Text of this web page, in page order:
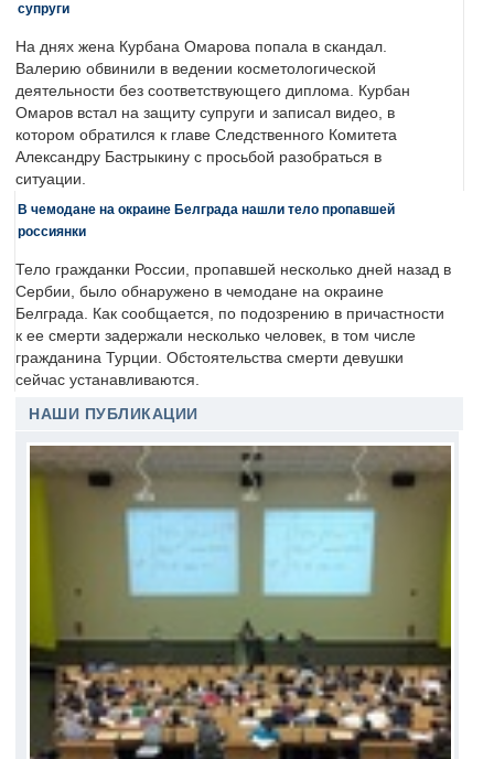
супруги
На днях жена Курбана Омарова попала в скандал.
Валерию обвинили в ведении косметологической
деятельности без соответствующего диплома. Курбан
Омаров встал на защиту супруги и записал видео, в
котором обратился к главе Следственного Комитета
Александру Бастрыкину с просьбой разобраться в
ситуации.
В чемодане на окраине Белграда нашли тело пропавшей
россиянки
Тело гражданки России, пропавшей несколько дней назад в
Сербии, было обнаружено в чемодане на окраине
Белграда. Как сообщается, по подозрению в причастности
к ее смерти задержали несколько человек, в том числе
гражданина Турции. Обстоятельства смерти девушки
сейчас устанавливаются.
НАШИ ПУБЛИКАЦИИ